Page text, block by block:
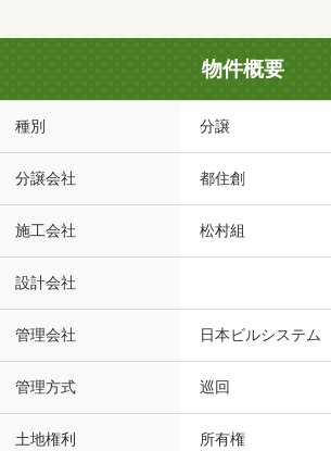
物件概要
種別 分譲
分譲会社 都住創
施工会社 松村組
設計会社
管理会社 日本ビルシステム
管理方式 巡回
土地権利 所有権